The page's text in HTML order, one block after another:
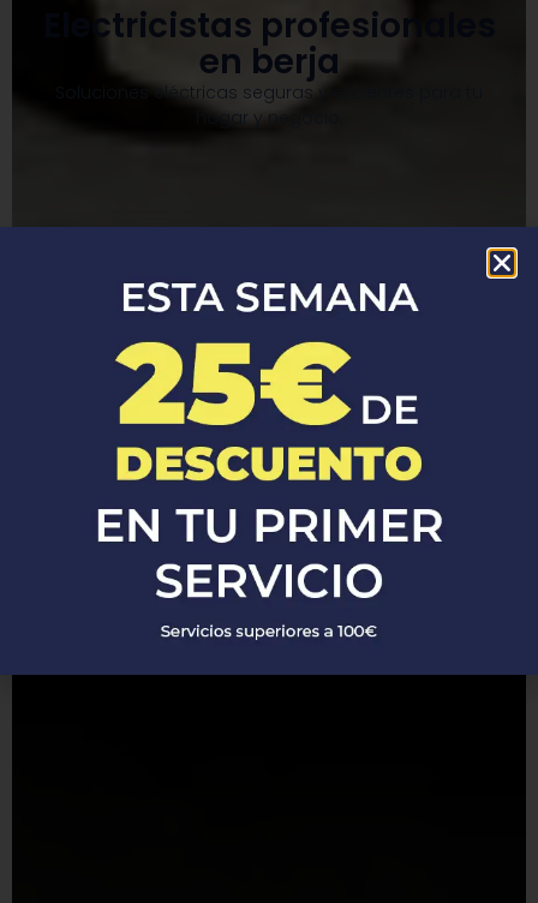
Electricistas profesionales
en berja
Soluciones eléctricas seguras y eficientes para tu
hogar y negocio.​